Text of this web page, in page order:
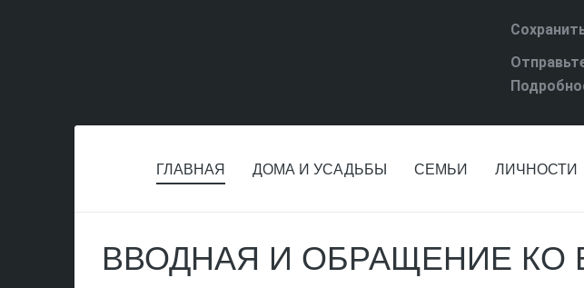
ГЛАВНАЯ ДОМА И УСАДЬБЫ СЕМЬИ ЛИЧНОСТИ
ВВОДНАЯ И ОБРАЩЕНИЕ КО